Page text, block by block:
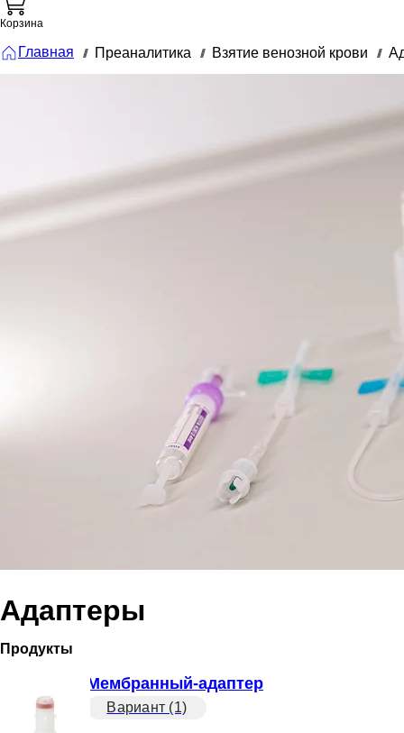
Корзина
Главная /// Преаналитика /// Взятие венозной крови ///
Адаптеры
Продукты
Мембранный-адаптер
Вариант (1)